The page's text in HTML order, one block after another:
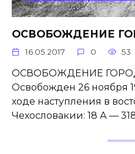
ОСВОБОЖДЕНИЕ
16.05.2017 0 53
ОСВОБОЖДЕНИЕ
Освобожден 26 ноября
ходе наступления в
Чехословакии: 18 А —